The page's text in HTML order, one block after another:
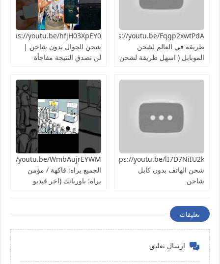
https://youtu.be/Fqgp2xwtPdAأغرب
طريقة في العالم لشحن
الموبايل ( اسهل طريقة لشحن
هتنجح؟
شحن الجوال بدون شاحن |
لن تصدق النتيجة مفاجأة
https://youtu.be/lI7D7NiIU2kطريقة
شحن الهاتف بدون كابل
شاحن
الجميع يراه: فاكهة / مؤمن
يراه: باوربانك (اخر فيديو
تعليقات
إرسال تعليق